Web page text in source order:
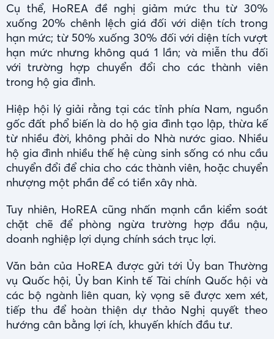
Cụ thể, HoREA đề nghị giảm mức thu từ 30%
xuống 20% chênh lệch giá đối với diện tích trong
hạn mức; từ 50% xuống 30% đối với diện tích vượt
hạn mức nhưng không quá 1 lần; và miễn thu đối
với trường hợp chuyển đổi cho các thành viên
trong hộ gia đình.
Hiệp hội lý giải rằng tại các tỉnh phía Nam, nguồn
gốc đất phổ biến là do hộ gia đình tạo lập, thừa kế
từ nhiều đời, không phải do Nhà nước giao. Nhiều
hộ gia đình nhiều thế hệ cùng sinh sống có nhu cầu
chuyển đổi để chia cho các thành viên, hoặc chuyển
nhượng một phần để có tiền xây nhà.
Tuy nhiên, HoREA cũng nhấn mạnh cần kiểm soát
chặt chẽ để phòng ngừa trường hợp đầu nậu,
doanh nghiệp lợi dụng chính sách trục lợi.
Văn bản của HoREA được gửi tới Ủy ban Thường
vụ Quốc hội, Ủy ban Kinh tế Tài chính Quốc hội và
các bộ ngành liên quan, kỳ vọng sẽ được xem xét,
tiếp thu để hoàn thiện dự thảo Nghị quyết theo
hướng cân bằng lợi ích, khuyến khích đầu tư.